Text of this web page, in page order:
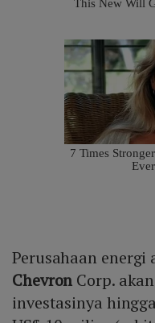
Perusahaan energi
Chevron Corp.
investasinya